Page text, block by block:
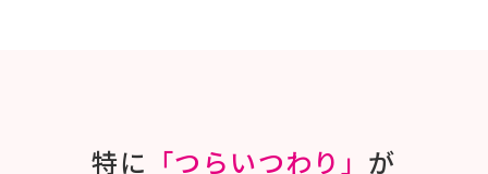
特に 「つらいつわり」 が